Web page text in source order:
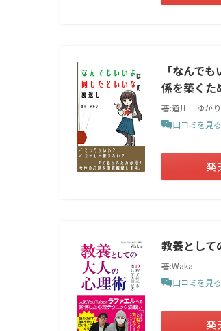
「なんで
係を築くた
著:道川 ゆかり
口コミを見る
楽
教養として
著:Waka
口コミを見る
楽